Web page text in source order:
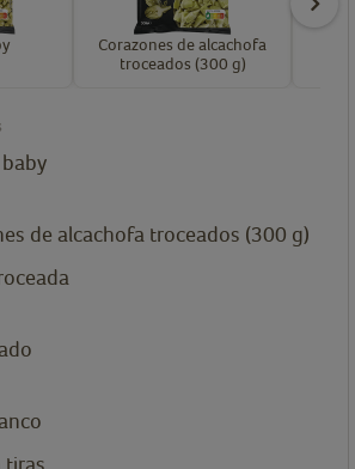
Corazones de alcachofa
troceados (300 g)
de alcachofa troceados (300 g)
tiras